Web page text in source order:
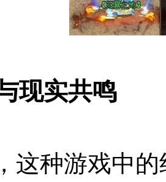
现实共鸣
这种游戏中